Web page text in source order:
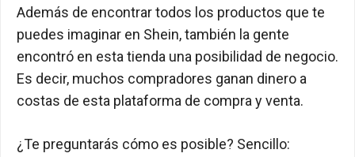
Además de encontrar todos los productos que te
puedes imaginar en Shein, también la gente
encontró en esta tienda una posibilidad de negocio.
Es decir, muchos compradores ganan dinero a
costas de esta plataforma de compra y venta.
¿Te preguntarás cómo es posible? Sencillo: